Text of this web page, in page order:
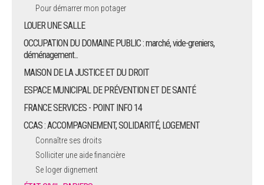
Pour démarrer mon potager
LOUER UNE SALLE
OCCUPATION DU DOMAINE PUBLIC : marché, vide-greniers,
déménagement...
MAISON DE LA JUSTICE ET DU DROIT
ESPACE MUNICIPAL DE PRÉVENTION ET DE SANTÉ
FRANCE SERVICES - POINT INFO 14
CCAS : ACCOMPAGNEMENT, SOLIDARITÉ, LOGEMENT
Connaître ses droits
Solliciter une aide financière
Se loger dignement